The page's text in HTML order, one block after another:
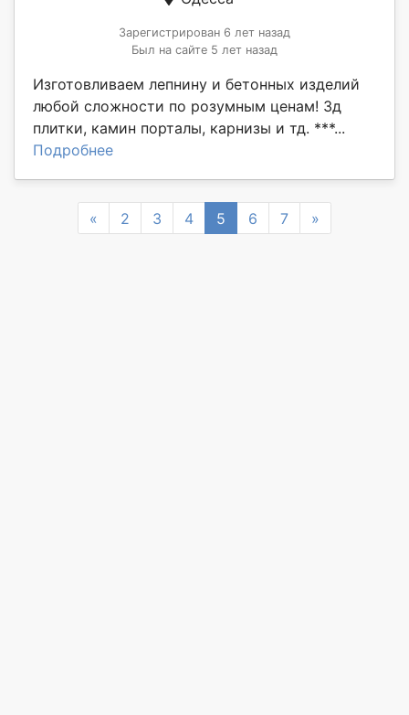
Зарегистрирован 6 лет назад
Был на сайте 5 лет назад
Изготовливаем лепнину и бетонных изделий
любой сложности по розумным ценам! 3д
плитки, камин порталы, карнизы и тд. ***...
Подробнее
« Previous
2 3 4 5 6 7 »